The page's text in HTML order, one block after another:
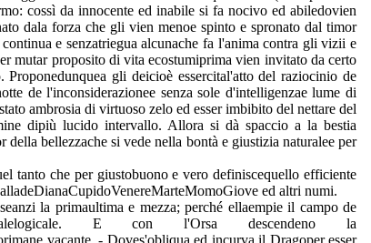
cossì da innocente ed inabile si fa nocivo ed abiledovien
dala forza che gli vien menoe spinto e spronato dal timor
e senzatriegua alcunache fa l'anima contra gli vizii e
mutar proposito di vita ecostumiprima vien invitato da certo
gli deicioè essercital'atto del raziocinio de
de l'inconsiderazionee senza sole d'intelligenzae lume di
ambrosia di virtuoso zelo ed esser imbibito del nettare del
dipiù lucido intervallo. Allora si dà spaccio a la bestia
bellezzache si vede nella bontà e giustizia naturalee per
tanto che per giustobuono e vero definiscequello efficiente
ed altri numi.
la primaultima e mezza; perché ellaempie il campo de
E con l'Orsa descendeno la